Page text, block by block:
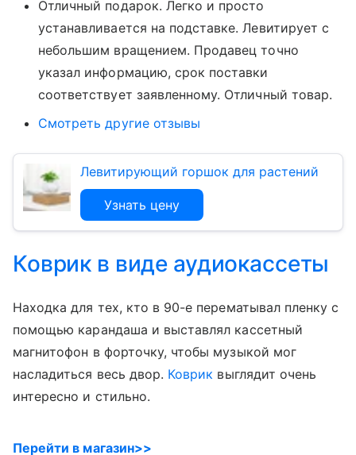
Отличный подарок. Легко и просто
устанавливается на подставке. Левитирует с
небольшим вращением. Продавец точно
указал информацию, срок поставки
соответствует заявленному. Отличный товар.
Смотреть другие отзывы
Левитирующий горшок для растений
Узнать цену
Коврик в виде аудиокассеты
Находка для тех, кто в 90-е перематывал пленку с
помощью карандаша и выставлял кассетный
магнитофон в форточку, чтобы музыкой мог
насладиться весь двор. Коврик выглядит очень
интересно и стильно.
Перейти в магазин>>